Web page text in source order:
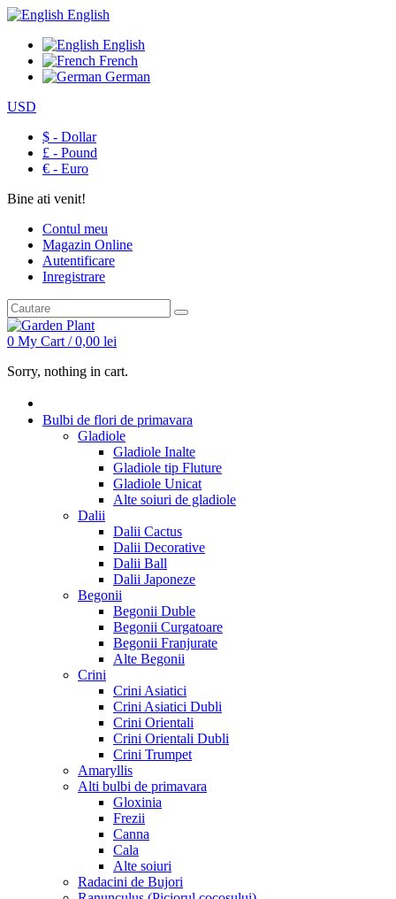
English
English
French
German
USD
$ - Dollar
£ - Pound
€ - Euro
Bine ati venit!
Contul meu
Magazin Online
Autentificare
Inregistrare
0 My Cart /0,00 lei
Sorry, nothing in cart.
Bulbi de flori de primavara
Gladiole
Gladiole Inalte
Gladiole tip Fluture
Gladiole Unicat
Alte soiuri de gladiole
Dalii
Dalii Cactus
Dalii Decorative
Dalii Ball
Dalii Japoneze
Begonii
Begonii Duble
Begonii Curgatoare
Begonii Franjurate
Alte Begonii
Crini
Crini Asiatici
Crini Asiatici Dubli
Crini Orientali
Crini Orientali Dubli
Crini Trumpet
Amaryllis
Alti bulbi de primavara
Gloxinia
Frezii
Canna
Cala
Alte soiuri
Radacini de Bujori